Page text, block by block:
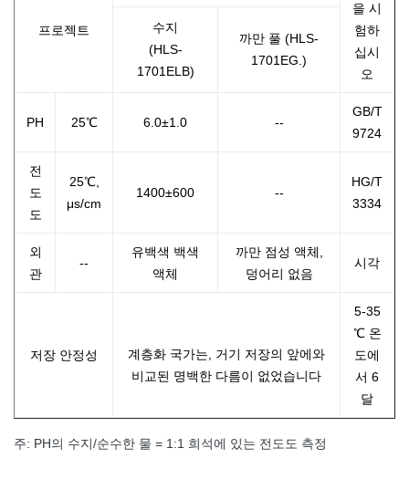
프로젝트
을 시
험하
십시
오
수지
(HLS-
1701ELB)
까만 풀 (HLS-
1701EG.)
PH 25℃ 6.0±1.0 --
GB/T
9724
전
도
도
25℃,
μs/cm
1400±600 --
HG/T
3334
외
관
--
유백색 백색
액체
까만 점성 액체,
덩어리 없음
시각
저장 안정성
계층화 국가는, 거기 저장의 앞에와
비교된 명백한 다름이 없었습니다
5-35
℃ 온
도에
서 6
달
주: PH의 수지/순수한 물 = 1:1 희석에 있는 전도도 측정